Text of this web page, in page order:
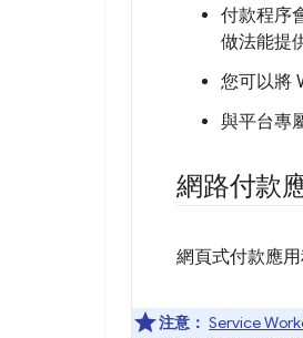
付款程序
做法能提
您可以將
與平台專
網路付款
網頁式付款應
注意： Service